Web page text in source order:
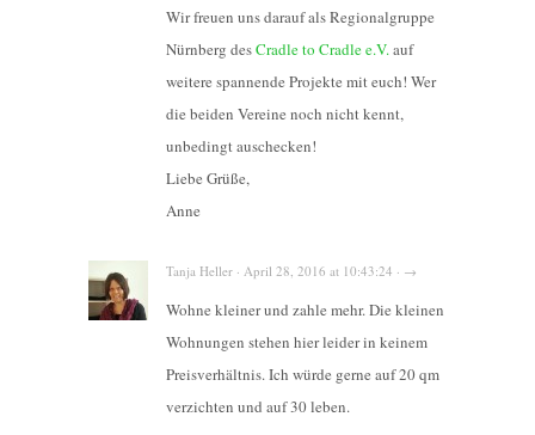
Wir freuen uns darauf als Regionalgruppe
Nürnberg desCradle to Cradle e.V.auf
weitere spannende Projekte mit euch! Wer
die beiden Vereine noch nicht kennt,
unbedingt auschecken!
Liebe Grüße,
Anne
Tanja Heller · April 28, 2016 at 10:43:24 · →
Wohne kleiner und zahle mehr. Die kleinen
Wohnungen stehen hier leider in keinem
Preisverhältnis. Ich würde gerne auf 20 qm
verzichten und auf 30 leben.